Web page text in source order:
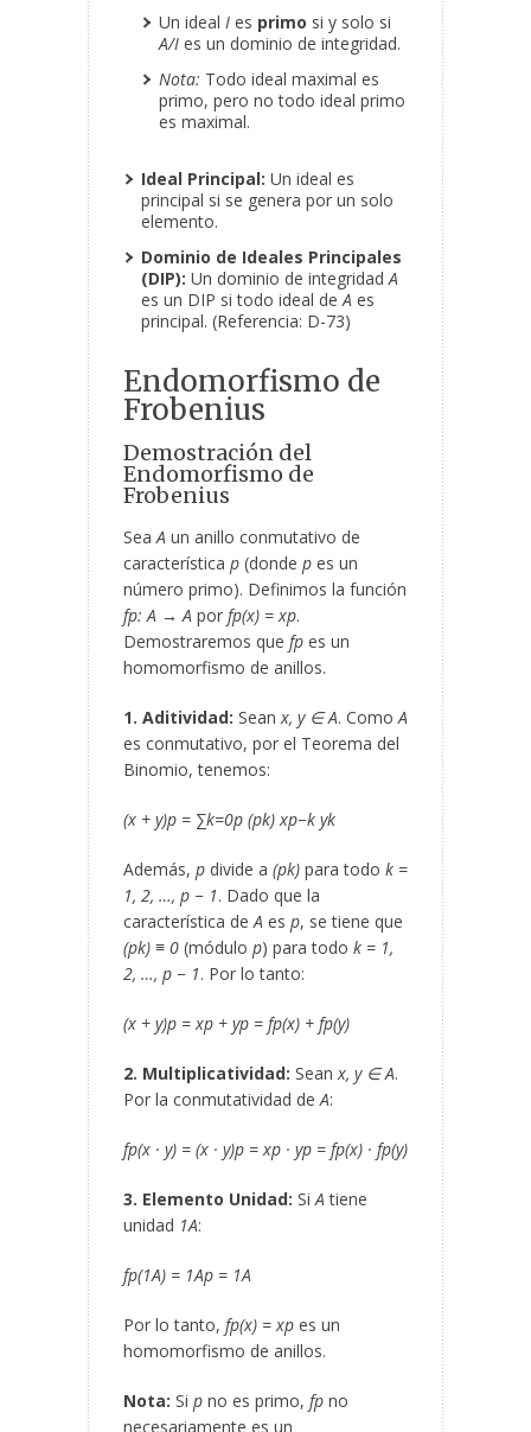
Un ideal I es primo si y solo si
A/I es un dominio de integridad.
Nota: Todo ideal maximal es
primo, pero no todo ideal primo
es maximal.
Ideal Principal: Un ideal es
principal si se genera por un solo
elemento.
Dominio de Ideales Principales
(DIP): Un dominio de integridadA
es un DIP si todo ideal deA es
principal. (Referencia: D-73)
Endomorfismo de
Frobenius
Demostración del
Endomorfismo de
Frobenius
SeaA un anillo conmutativo de
característica p (donde p es un
número primo). Definimos la función
fp: A → A por fp(x) = xp.
Demostraremos que fp es un
homomorfismo de anillos.
1. Aditividad: Seanx, y ∈ A. ComoA
es conmutativo, por el Teorema del
Binomio, tenemos:
(x + y)p = ∑k=0p (pk) xp−k yk
Además, p divide a (pk) para todo k =
1, 2, …, p − 1. Dado que la
característica deA es p, se tiene que
(pk) ≡ 0 (módulo p) para todo k = 1,
2, …, p − 1. Por lo tanto:
(x + y)p = xp + yp = fp(x) + fp(y)
2. Multiplicatividad: Seanx, y ∈ A.
Por la conmutatividad deA:
fp(x · y) = (x · y)p = xp · yp = fp(x) · fp(y)
3. Elemento Unidad: SiA tiene
unidad 1A:
fp(1A) = 1Ap = 1A
Por lo tanto, fp(x) = xp es un
homomorfismo de anillos.
Nota: Si p no es primo, fp no
necesariamente es un